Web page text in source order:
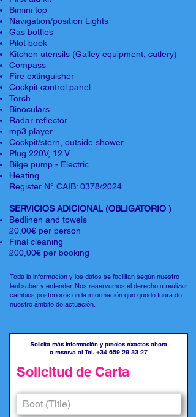
Bimini top
Navigation/position Lights
Gas bottles
Pilot book
Kitchen utensils (Galley equipment, cutlery)
Compass
Fire extinguisher
Cockpit control panel
Torch
Binoculars
Radar reflector
mp3 player
Cockpit/stern, outside shower
Plug 220V, 12 V
Bilge pump - Electric
Heating
Register N° CAIB: 0378/2024
SERVICIOS ADICIONAL (OBLIGATORIO )
Bedlinen and towels
20,00€ per person
Final cleaning
200,00€ per booking
Toda la información y los datos se facilitan según nuestro
leal saber y entender. Nos reservamos el derecho a realizar
cambios posteriores en la información que quede fuera de
nuestro ámbito de actuación.
Solicita más información y precios exactos ahora
o reserva al Tel. +34 659 29 33 27
Solicitud de Carta